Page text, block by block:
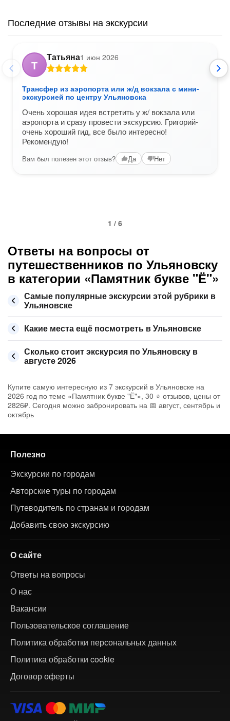
Последние отзывы на экскурсии
Т
Татьяна1 июн 2026
Трансфер из аэропорта или ж/д вокзала с мини-
экскурсией по центру Ульяновска
Очень хорошая идея встретить у ж/ вокзала или
аэропорта и сразу провести экскурсию. Григорий-
очень хороший гид, все было интересно!
Рекомендую!
Вам был полезен этот отзыв? Да Нет
1 / 6
Ответы на вопросы от
путешественников по Ульяновску
в категории «Памятник букве "Ё"»
Самые популярные экскурсии этой рубрики в
Ульяновске
Какие места ещё посмотреть в Ульяновске
Сколько стоит экскурсия по Ульяновску в
августе 2026
Купите самую интересную из 7 экскурсий в Ульяновске на
2026 год по теме «Памятник букве "Ё"», 30 ⭐ отзывов, цены от
2826₽. Сегодня можно забронировать на 📅 август, сентябрь и
октябрь
Полезно
Экскурсии по городам
Авторские туры по городам
Путеводитель по странам и городам
Добавить свою экскурсию
О сайте
Ответы на вопросы
О нас
Вакансии
Пользовательское соглашение
Политика обработки персональных данных
Политика обработки cookie
Договор оферты